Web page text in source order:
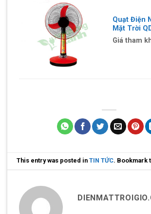
Quạt Điện
Mặt Trời
Giá tham
This entry was posted inTIN TỨC. Bookmark